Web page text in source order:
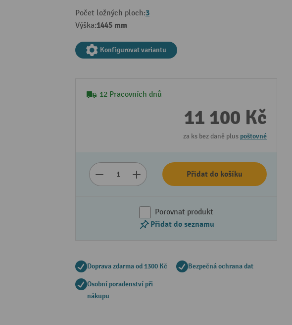
Počet ložných ploch:3
Výška:1445 mm
Konfigurovat variantu
12 Pracovních dnů
11 100 Kč
za ks bez daně plus poštovné
Přidat do košíku
Porovnat produkt
Přidat do seznamu
Doprava zdarma od 1300 Kč Bezpečná ochrana dat
Osobní poradenství při
nákupu